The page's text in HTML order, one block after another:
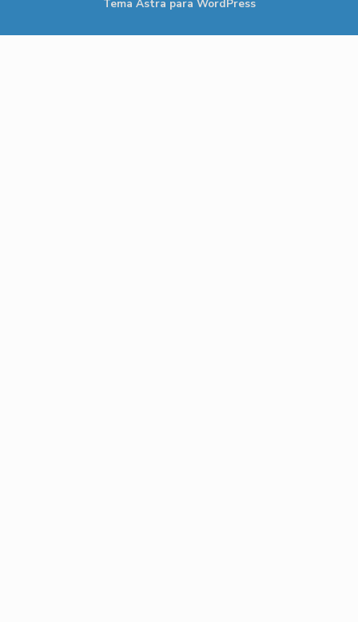
Tema Astra para WordPress